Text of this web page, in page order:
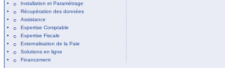
Installation et Paramétrage
Récupération des données
Assistance
Expertise Comptable
Expertise Fiscale
Externalisation de la Paie
Solutions en ligne
Financement